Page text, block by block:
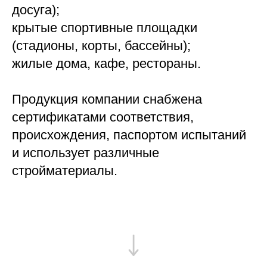
досуга);
крытые спортивные площадки
(стадионы, корты, бассейны);
жилые дома, кафе, рестораны.
Продукция компании снабжена
сертификатами соответствия,
происхождения, паспортом испытаний
и использует различные
стройматериалы.